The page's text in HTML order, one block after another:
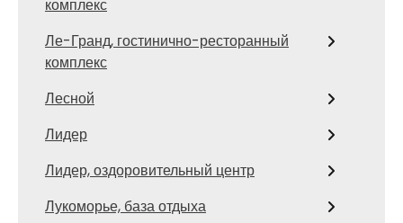
комплекс
Ле-Гранд, гостинично-ресторанный
комплекс
Лесной
Лидер
Лидер, оздоровительный центр
Лукоморье, база отдыха